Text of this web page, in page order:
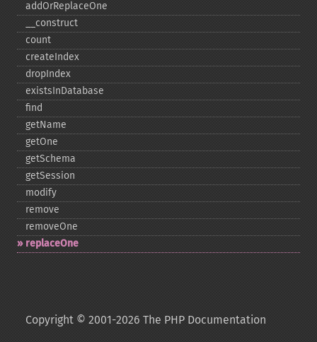
addOrReplaceOne
_​_​construct
count
createIndex
dropIndex
existsInDatabase
find
getName
getOne
getSchema
getSession
modify
remove
removeOne
replaceOne
Copyright © 2001-2026 The PHP Documentation